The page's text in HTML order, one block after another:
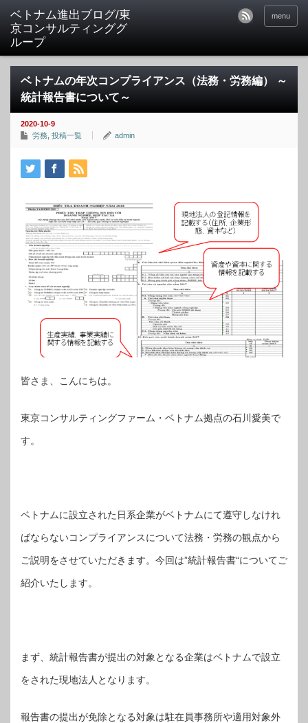
ベトナム進出ブログ/東
京コンサルティンググ
ループ
menu
ベトナムの年次コンプライアンス（法務・労務編） ～
統計報告書について～
2020-10-9
労務 投稿一覧 admin
皆さま、こんにちは。
東京コンサルティングファーム・ベトナム拠点の石川愛美で
す。
ベトナムに設立された日系企業がベトナムにて遵守しなけれ
ばならないコンプライアンスについて法務・労務の観点から
ご説明をさせていただきます。今回は”統計報告書“についてご
紹介いたします。
まず、統計報告書が提出の対象となる企業はベトナムで設立
をされた現地法人となります。
報告書の提出が免除となる対象は駐在員事務所や適用対象外